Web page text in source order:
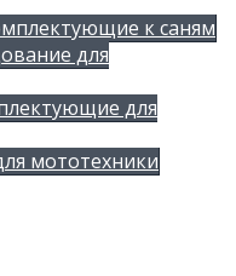
к саням
для
для
мототехники